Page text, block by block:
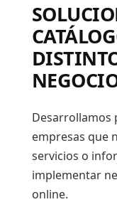
Desarrollamos
empresas que
servicios o
implementar
online.